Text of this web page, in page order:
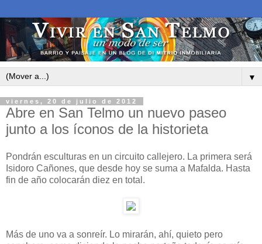
▼
viernes, 20 de julio de 2012
Abre en San Telmo un nuevo paseo
junto a los íconos de la historieta
Pondrán esculturas en un circuito callejero. La primera será
Isidoro Cañones, que desde hoy se suma a Mafalda. Hasta
fin de año colocarán diez en total.
Más de uno va a sonreír. Lo mirarán, ahí, quieto pero